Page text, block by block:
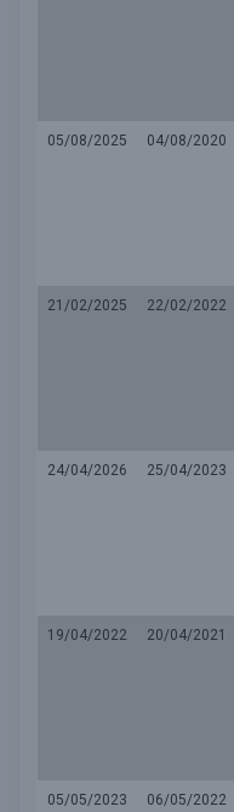
05/08/2025 04/08/2020
21/02/2025 22/02/2022
24/04/2026 25/04/2023
19/04/2022 20/04/2021
05/05/2023 06/05/2022